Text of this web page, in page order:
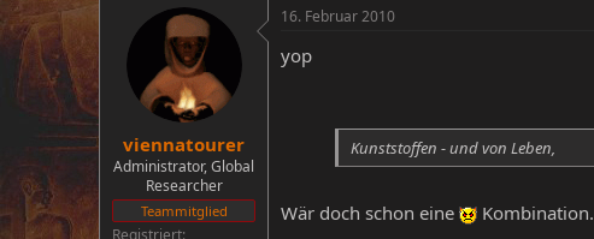
viennatourer
Administrator, Global
Researcher
Teammitglied
Registriert
16. Februar 2010
yop
Kunststoffen - und von Leben,
Wär doch schon eine Kombination.